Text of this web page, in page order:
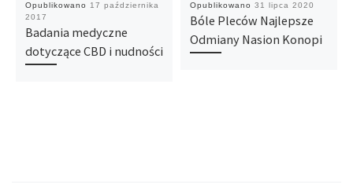
Opublikowano
17 października
2017
Badania medyczne
dotyczące CBD i nudności
Opublikowano 31 lipca 2020
Bóle Pleców Najlepsze
Odmiany Nasion Konopi